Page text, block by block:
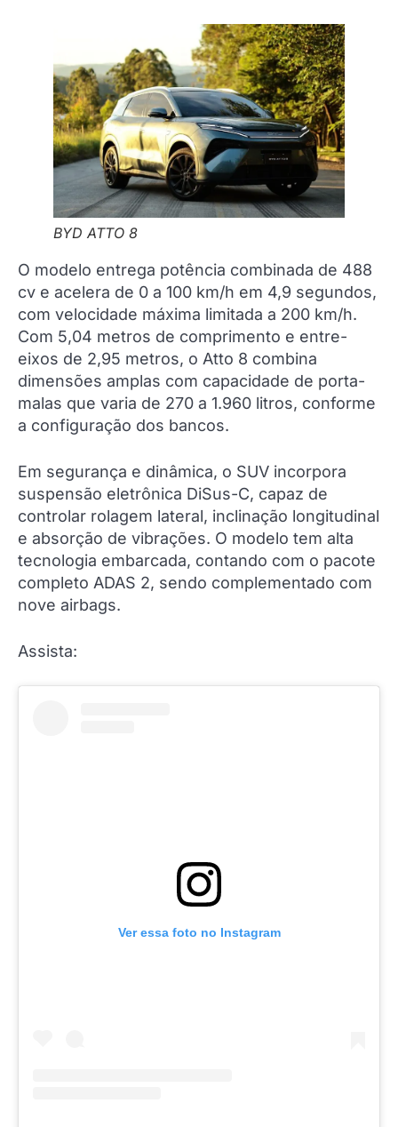
BYD ATTO 8
O modelo entrega potência combinada de 488
cv e acelera de 0 a 100 km/h em 4,9 segundos,
com velocidade máxima limitada a 200 km/h.
Com 5,04 metros de comprimento e entre-
eixos de 2,95 metros, o Atto 8 combina
dimensões amplas com capacidade de porta-
malas que varia de 270 a 1.960 litros, conforme
a configuração dos bancos.
Em segurança e dinâmica, o SUV incorpora
suspensão eletrônica DiSus-C, capaz de
controlar rolagem lateral, inclinação longitudinal
e absorção de vibrações. O modelo tem alta
tecnologia embarcada, contando com o pacote
completo ADAS 2, sendo complementado com
nove airbags.
Assista:
Ver essa foto no Instagram